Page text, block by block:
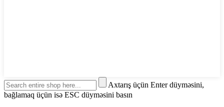
Axtarış üçün Enter düyməsini,
bağlamaq üçün isə ESC düyməsini basın